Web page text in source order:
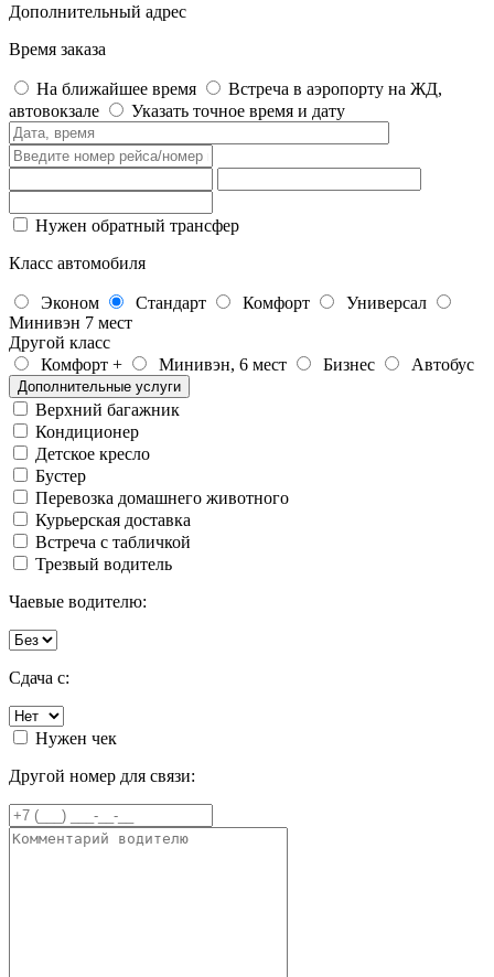
Дополнительный адрес
Время заказа
На ближайшее время
Встреча в аэропорту на ЖД,
автовокзале
Указать точное время и дату
Нужен обратный трансфер
Класс автомобиля
Эконом Стандарт Комфорт
Универсал
Минивэн 7 мест
Другой класс
Комфорт +
Минивэн, 6 мест Бизнес Автобус
Дополнительные услуги
Верхний багажник
Кондиционер
Детское кресло
Бустер
Перевозка домашнего животного
Курьерская доставка
Встреча с табличкой
Трезвый водитель
Чаевые водителю:
Сдача с:
Нужен чек
Другой номер для связи: